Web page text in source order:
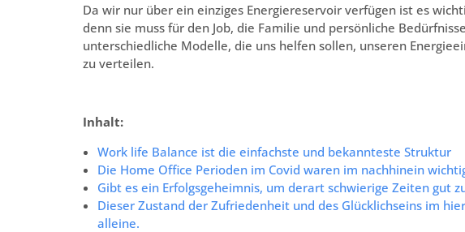
Da wir nur über ein einziges Energiereservoir verfügen ist es
denn sie muss für den Job, die Familie und persönliche
unterschiedliche Modelle, die uns helfen sollen, unseren
zu verteilen.
Inhalt:
Work life Balance ist die einfachste und bekannteste Struktur
Die Home Office Perioden im Covid waren im nachhinein
Gibt es ein Erfolgsgeheimnis, um derart schwierige Zeiten gut
Dieser Zustand der Zufriedenheit und des Glücklichseins im
alleine.